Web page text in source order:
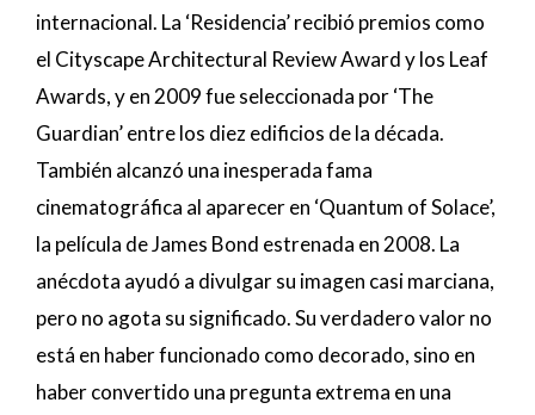
internacional. La ‘Residencia’ recibió premios como
el Cityscape Architectural Review Award y los Leaf
Awards, y en 2009 fue seleccionada por ‘The
Guardian’ entre los diez edificios de la década.
También alcanzó una inesperada fama
cinematográfica al aparecer en ‘Quantum of Solace’,
la película de James Bond estrenada en 2008. La
anécdota ayudó a divulgar su imagen casi marciana,
pero no agota su significado. Su verdadero valor no
está en haber funcionado como decorado, sino en
haber convertido una pregunta extrema en una